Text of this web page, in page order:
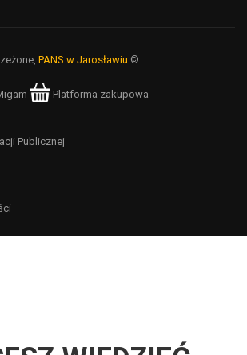
PANS w Jarosławiu ©
Platforma zakupowa
Publicznej